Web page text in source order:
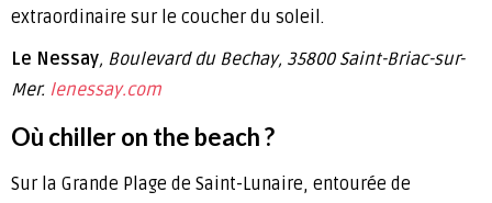
extraordinaire sur le coucher du soleil.
Le Nessay, Boulevard du Bechay, 35800 Saint-Briac-sur-
Mer. lenessay.com
Où chiller on the beach ?
Sur la Grande Plage de Saint-Lunaire, entourée de